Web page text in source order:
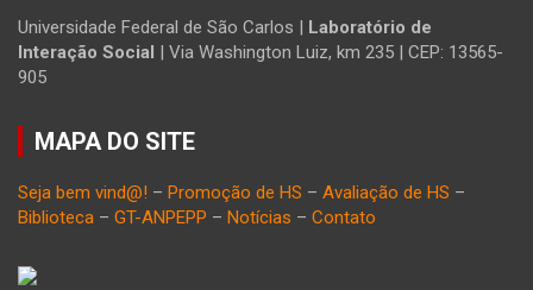
Universidade Federal de São Carlos |
Laboratório de
Interação Social
| Via Washington Luiz, km 235 | CEP: 13565-
905
MAPA DO SITE
Seja bem vind@! – Promoção de HS – Avaliação de HS –
Biblioteca – GT-ANPEPP – Notícias – Contato